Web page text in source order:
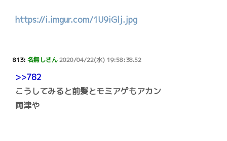
https://i.imgur.com/1U9iGlj.jpg
813: 名無しさん2020/04/22(水) 19:58:38.52
>>782
こうしてみると前髪とモミアゲもアカン
両津や